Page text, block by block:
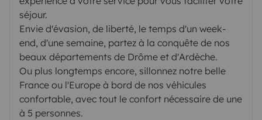
séjour.
Envie d'évasion, de liberté, le temps d'un week-
end, d'une semaine, partez à la conquête de nos
beaux départements de Drôme et d'Ardèche.
Ou plus longtemps encore, sillonnez notre belle
France ou l'Europe à bord de nos véhicules
confortable, avec tout le confort nécessaire de une
à 5 personnes.